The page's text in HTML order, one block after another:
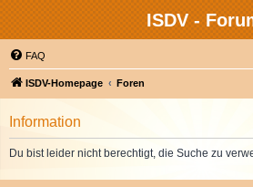
ISDV -
FAQ
ISDV-Homepage Foren
Information
Du bist leider nicht berechtigt, die Suche zu